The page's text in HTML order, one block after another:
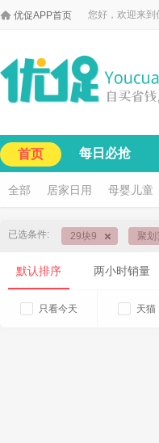
 优促APP首页 您好，欢迎来到
首页 每日必抢
全部 居家日用 母婴儿童
已选条件: 29块9 聚划
默认排序 两小时销量
只看今天 天猫